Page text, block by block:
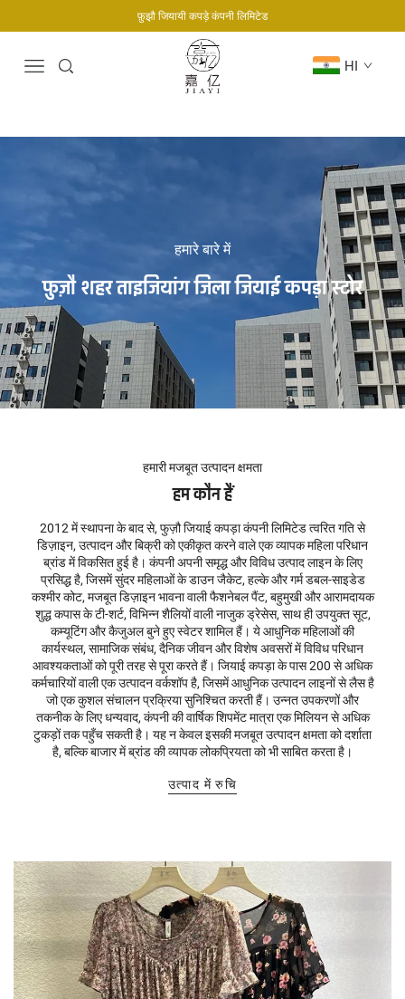
फ़ुझ़ौ जियायी कपड़े कंपनी लिमिटेड
HI
हमारे बारे में
फ़ुज़ौ शहर ताइजियांग जिला जियाई कपड़ा स्टोर
हमारी मजबूत उत्पादन क्षमता
हम कौन हैं
2012 में स्थापना के बाद से, फुज़ौ जियाई कपड़ा कंपनी लिमिटेड त्वरित गति से
डिज़ाइन, उत्पादन और बिक्री को एकीकृत करने वाले एक व्यापक महिला परिधान
ब्रांड में विकसित हुई है। कंपनी अपनी समृद्ध और विविध उत्पाद लाइन के लिए
प्रसिद्ध है, जिसमें सुंदर महिलाओं के डाउन जैकेट, हल्के और गर्म डबल-साइडेड
कश्मीर कोट, मजबूत डिज़ाइन भावना वाली फैशनेबल पैंट, बहुमुखी और आरामदायक
शुद्ध कपास के टी-शर्ट, विभिन्न शैलियों वाली नाजुक ड्रेसेस, साथ ही उपयुक्त सूट,
कम्यूटिंग और कैजुअल बुने हुए स्वेटर शामिल हैं। ये आधुनिक महिलाओं की
कार्यस्थल, सामाजिक संबंध, दैनिक जीवन और विशेष अवसरों में विविध परिधान
आवश्यकताओं को पूरी तरह से पूरा करते हैं। जियाई कपड़ा के पास 200 से अधिक
कर्मचारियों वाली एक उत्पादन वर्कशॉप है, जिसमें आधुनिक उत्पादन लाइनों से लैस है
जो एक कुशल संचालन प्रक्रिया सुनिश्चित करती हैं। उन्नत उपकरणों और
तकनीक के लिए धन्यवाद, कंपनी की वार्षिक शिपमेंट मात्रा एक मिलियन से अधिक
टुकड़ों तक पहुँच सकती है। यह न केवल इसकी मजबूत उत्पादन क्षमता को दर्शाता
है, बल्कि बाजार में ब्रांड की व्यापक लोकप्रियता को भी साबित करता है।
उत्पाद में रुचि